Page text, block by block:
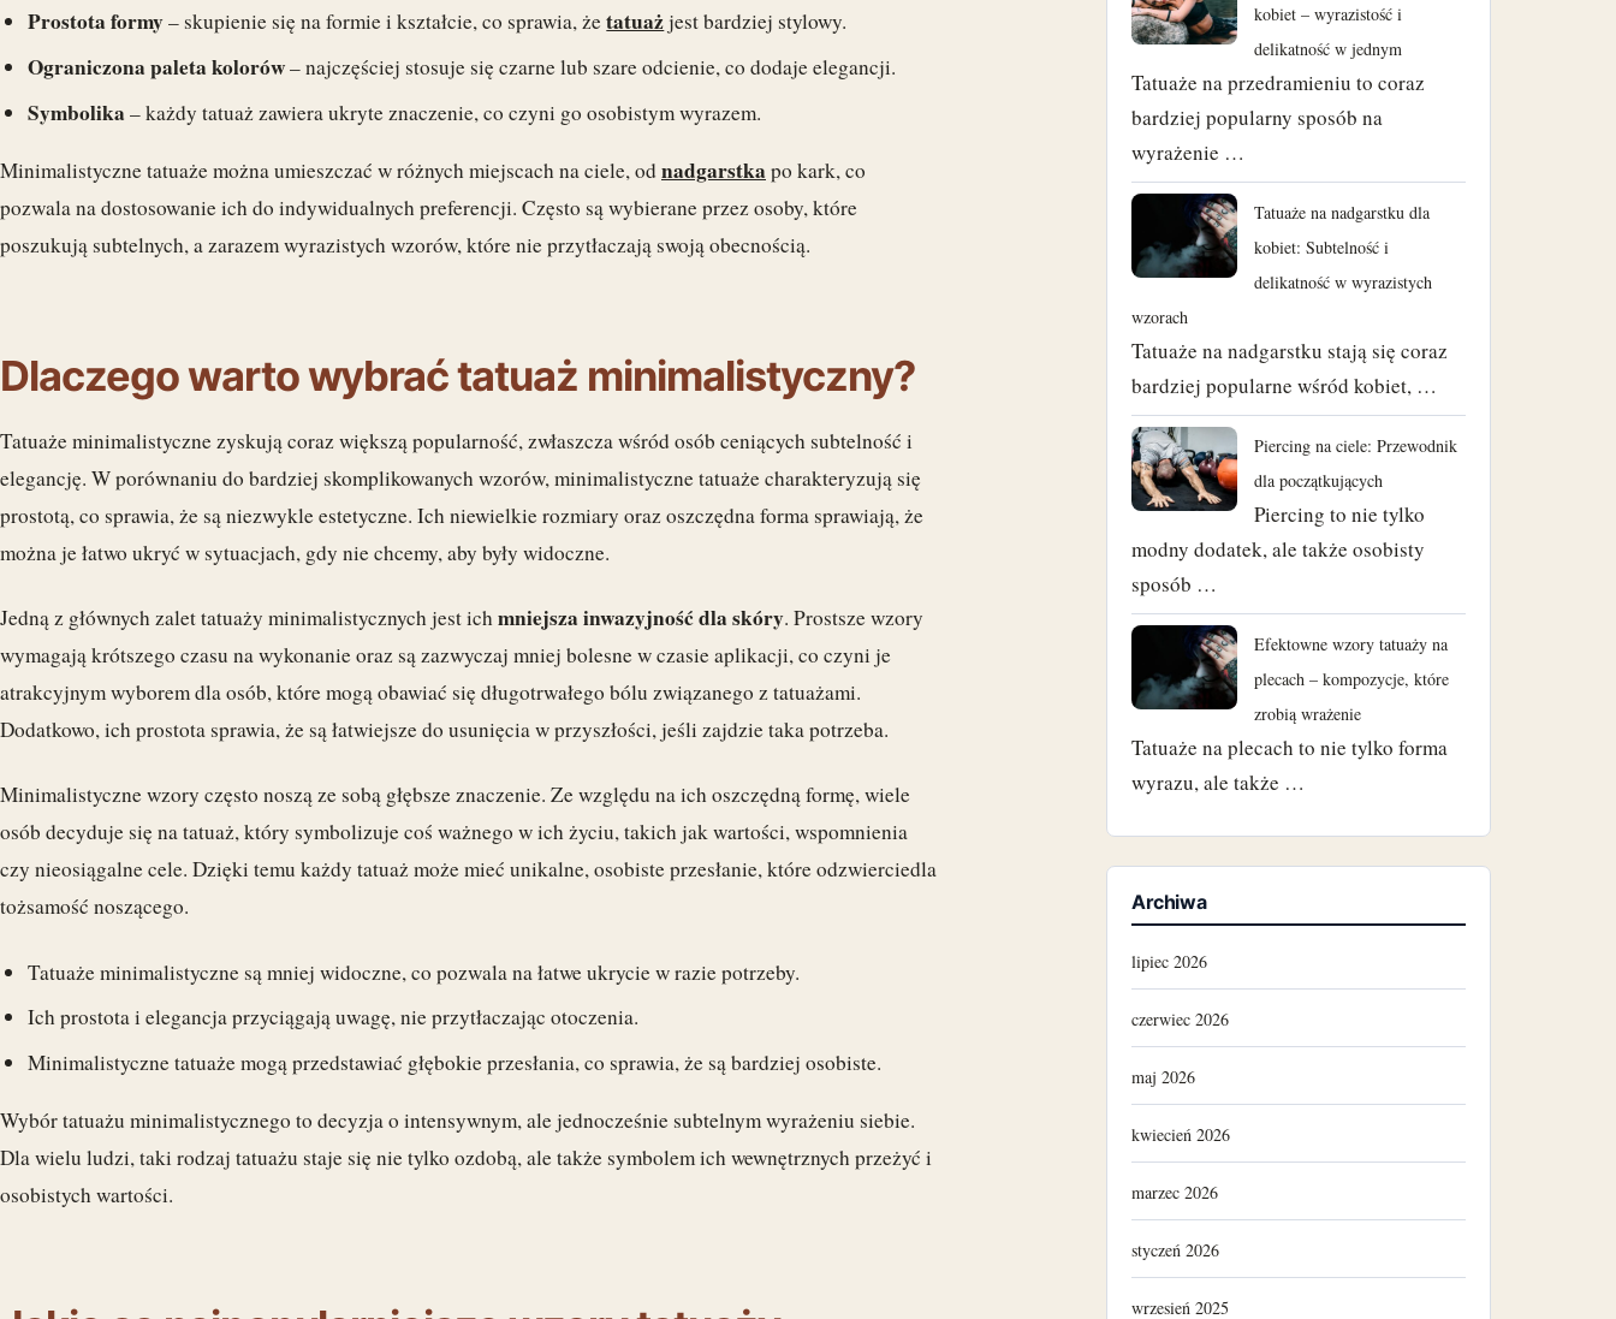
Prostota formy– skupienie się na formie i kształcie, co sprawia, żetatuażjest bardziej stylowy.
Ograniczona paleta kolorów– najczęściej stosuje się czarne lub szare odcienie, co dodaje elegancji.
Symbolika – każdy tatuaż zawiera ukryte znaczenie, co czyni go osobistym wyrazem.
Minimalistyczne tatuaże można umieszczać w różnych miejscach na ciele, odnadgarstka po kark, co
pozwala na dostosowanie ich do indywidualnych preferencji. Często są wybierane przez osoby, które
poszukują subtelnych, a zarazem wyrazistych wzorów, które nie przytłaczają swoją obecnością.
Dlaczego warto wybrać tatuaż minimalistyczny?
Tatuaże minimalistyczne zyskują coraz większą popularność, zwłaszcza wśród osób ceniących subtelność i
elegancję. W porównaniu do bardziej skomplikowanych wzorów, minimalistyczne tatuaże charakteryzują się
prostotą, co sprawia, że są niezwykle estetyczne. Ich niewielkie rozmiary oraz oszczędna forma sprawiają, że
można je łatwo ukryć w sytuacjach, gdy nie chcemy, aby były widoczne.
Jedną z głównych zalet tatuaży minimalistycznych jest ichmniejsza inwazyjność dla skóry. Prostsze wzory
wymagają krótszego czasu na wykonanie oraz są zazwyczaj mniej bolesne w czasie aplikacji, co czyni je
atrakcyjnym wyborem dla osób, które mogą obawiać się długotrwałego bólu związanego z tatuażami.
Dodatkowo, ich prostota sprawia, że są łatwiejsze do usunięcia w przyszłości, jeśli zajdzie taka potrzeba.
Minimalistyczne wzory często noszą ze sobą głębsze znaczenie. Ze względu na ich oszczędną formę, wiele
osób decyduje się na tatuaż, który symbolizuje coś ważnego w ich życiu, takich jak wartości, wspomnienia
czy nieosiągalne cele. Dzięki temu każdy tatuaż może mieć unikalne, osobiste przesłanie, które odzwierciedla
tożsamość noszącego.
Tatuaże minimalistyczne są mniej widoczne, co pozwala na łatwe ukrycie w razie potrzeby.
Ich prostota i elegancja przyciągają uwagę, nie przytłaczając otoczenia.
Minimalistyczne tatuaże mogą przedstawiać głębokie przesłania, co sprawia, że są bardziej osobiste.
Wybór tatuażu minimalistycznego to decyzja o intensywnym, ale jednocześnie subtelnym wyrażeniu siebie.
Dla wielu ludzi, taki rodzaj tatuażu staje się nie tylko ozdobą, ale także symbolem ich wewnętrznych przeżyć i
osobistych wartości.
kobiet – wyrazistość i
delikatność w jednym
Tatuaże na przedramieniu to coraz
bardziej popularny sposób na
wyrażenie …
Tatuaże na nadgarstku dla
kobiet: Subtelność i
delikatność w wyrazistych
wzorach
Tatuaże na nadgarstku stają się coraz
bardziej popularne wśród kobiet, …
Piercing na ciele: Przewodnik
dla początkujących
Piercing to nie tylko
modny dodatek, ale także osobisty
sposób …
Efektowne wzory tatuaży na
plecach – kompozycje, które
zrobią wrażenie
Tatuaże na plecach to nie tylko forma
wyrazu, ale także …
Archiwa
lipiec 2026
czerwiec 2026
maj 2026
kwiecień 2026
marzec 2026
styczeń 2026
wrzesień 2025